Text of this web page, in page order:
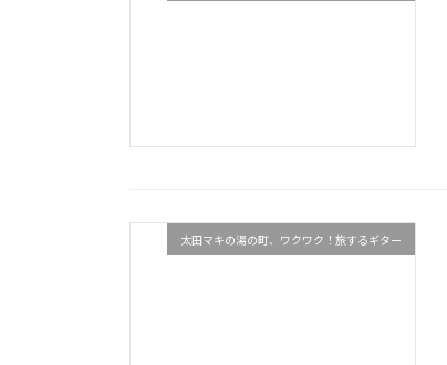
太田マキの湯の町、ワクワク！旅するギター